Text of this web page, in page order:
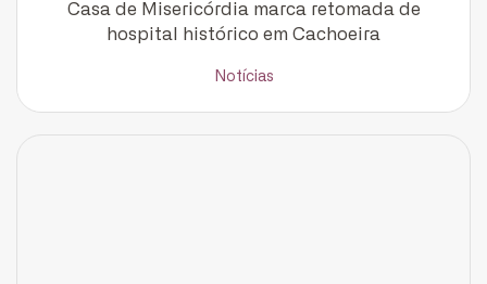
Casa de Misericórdia marca retomada de
hospital histórico em Cachoeira
Notícias
Cadastrar